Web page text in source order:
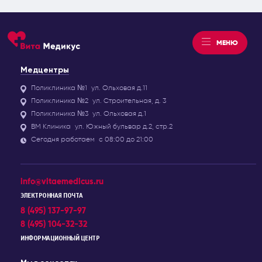
МЕНЮ
Медцентры
Поликлиника №1 ул. Ольховая д.11
Поликлиника №2 ул. Строительная, д. 3
Поликлиника №3 ул. Ольховая д.1
ВМ Клиника ул. Южный бульвар д.2, стр.2
Сегодня работаем с 08:00 до 21:00
info@vitaemedicus.ru
ЭЛЕКТРОННАЯ ПОЧТА
8 (495) 137-97-97
8 (495) 104-32-32
ИНФОРМАЦИОННЫЙ ЦЕНТР